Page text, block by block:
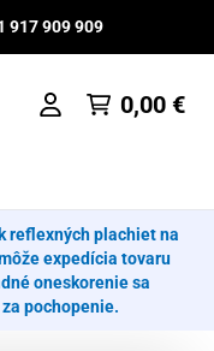
917 909 909
0,00 €
reflexných plachiet na
expedícia tovaru
oneskorenie sa
pochopenie.